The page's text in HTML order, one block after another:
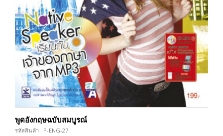
พูดอังกฤษฉบับสมบูรณ์
รหัสสินค้า : P-ENG-27